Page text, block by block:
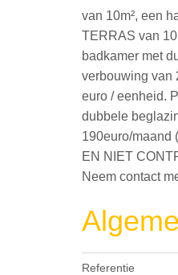
van 10m², een
TERRAS van
badkamer met
verbouwing van
euro / eenheid.
dubbele
190euro/maand
EN NIET
Neem contact
Referentie